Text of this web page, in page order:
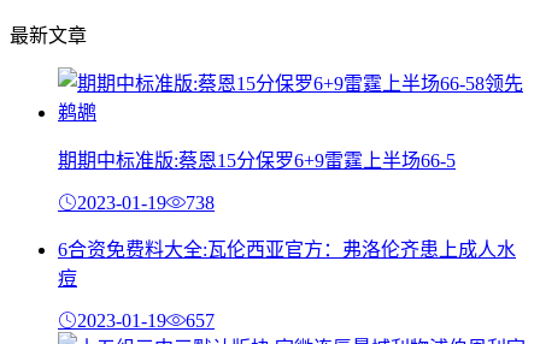
最新文章
期期中标准版:蔡恩15分保罗6+9雷霆上半场66-5
2023-01-19 738
6合资免费料大全:瓦伦西亚官方：弗洛伦齐患上成人水
痘
2023-01-19 657